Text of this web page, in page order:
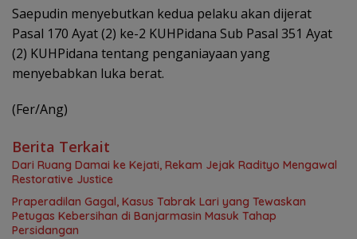
Saepudin menyebutkan kedua pelaku akan dijerat
Pasal 170 Ayat (2) ke-2 KUHPidana Sub Pasal 351 Ayat
(2) KUHPidana tentang penganiayaan yang
menyebabkan luka berat.
(Fer/Ang)
Berita Terkait
Dari Ruang Damai ke Kejati, Rekam Jejak Radityo Mengawal
Restorative Justice
Praperadilan Gagal, Kasus Tabrak Lari yang Tewaskan
Petugas Kebersihan di Banjarmasin Masuk Tahap
Persidangan